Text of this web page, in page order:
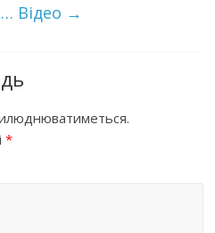
Відео →
*